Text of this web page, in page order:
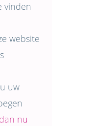
vinden
website
uw
nu